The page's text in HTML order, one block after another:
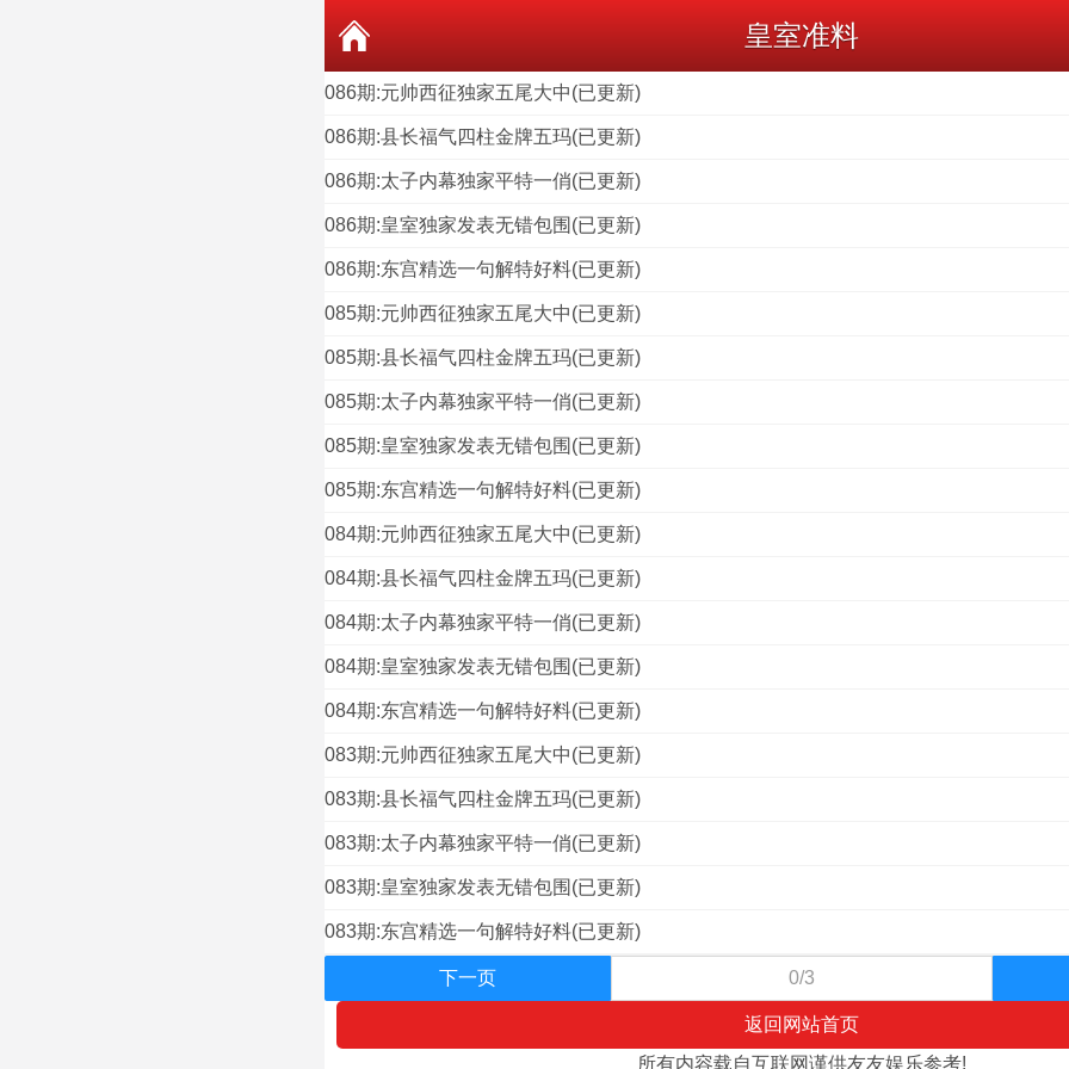
皇室准料
086期:元帅西征独家五尾大中(已更新)
086期:县长福气四柱金牌五玛(已更新)
086期:太子内幕独家平特一俏(已更新)
086期:皇室独家发表无错包围(已更新)
086期:东宫精选一句解特好料(已更新)
085期:元帅西征独家五尾大中(已更新)
085期:县长福气四柱金牌五玛(已更新)
085期:太子内幕独家平特一俏(已更新)
085期:皇室独家发表无错包围(已更新)
085期:东宫精选一句解特好料(已更新)
084期:元帅西征独家五尾大中(已更新)
084期:县长福气四柱金牌五玛(已更新)
084期:太子内幕独家平特一俏(已更新)
084期:皇室独家发表无错包围(已更新)
084期:东宫精选一句解特好料(已更新)
083期:元帅西征独家五尾大中(已更新)
083期:县长福气四柱金牌五玛(已更新)
083期:太子内幕独家平特一俏(已更新)
083期:皇室独家发表无错包围(已更新)
083期:东宫精选一句解特好料(已更新)
下一页 0/3
返回网站首页
所有内容载自互联网谨供友友娱乐参考!